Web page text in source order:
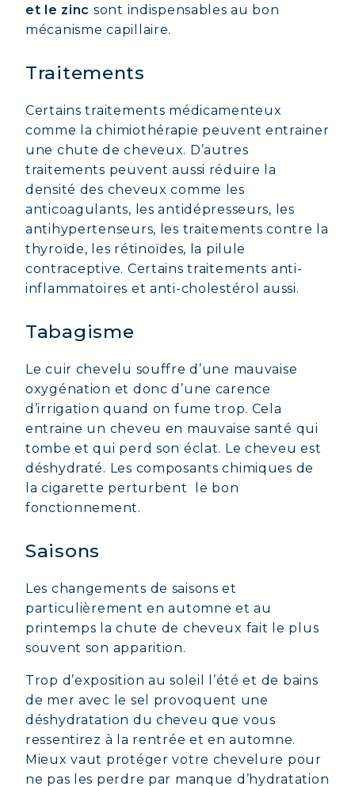
et le zinc sont indispensables au bon
mécanisme capillaire.
Traitements
Certains traitements médicamenteux
comme la chimiothérapie peuvent entrainer
une chute de cheveux. D’autres
traitements peuvent aussi réduire la
densité des cheveux comme les
anticoagulants, les antidépresseurs, les
antihypertenseurs, les traitements contre la
thyroïde, les rétinoïdes, la pilule
contraceptive. Certains traitements anti-
inflammatoires et anti-cholestérol aussi.
Tabagisme
Le cuir chevelu souffre d’une mauvaise
oxygénation et donc d’une carence
d’irrigation quand on fume trop. Cela
entraine un cheveu en mauvaise santé qui
tombe et qui perd son éclat. Le cheveu est
déshydraté. Les composants chimiques de
la cigarette perturbent le bon
fonctionnement.
Saisons
Les changements de saisons et
particulièrement en automne et au
printemps la chute de cheveux fait le plus
souvent son apparition.
Trop d’exposition au soleil l’été et de bains
de mer avec le sel provoquent une
déshydratation du cheveu que vous
ressentirez à la rentrée et en automne.
Mieux vaut protéger votre chevelure pour
ne pas les perdre par manque d’hydratation